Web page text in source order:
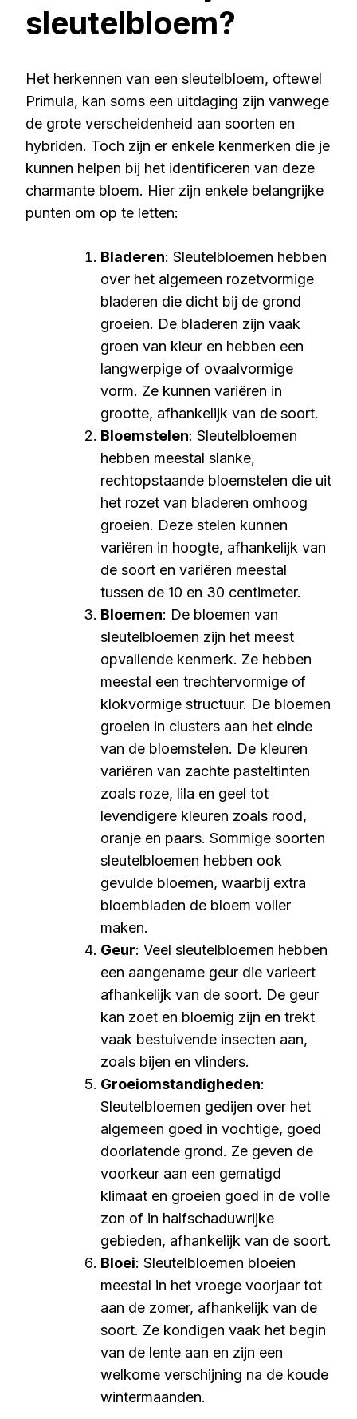
sleutelbloem?
Het herkennen van een sleutelbloem, oftewel
Primula, kan soms een uitdaging zijn vanwege
de grote verscheidenheid aan soorten en
hybriden. Toch zijn er enkele kenmerken die je
kunnen helpen bij het identificeren van deze
charmante bloem. Hier zijn enkele belangrijke
punten om op te letten:
Bladeren: Sleutelbloemen hebben
over het algemeen rozetvormige
bladeren die dicht bij de grond
groeien. De bladeren zijn vaak
groen van kleur en hebben een
langwerpige of ovaalvormige
vorm. Ze kunnen variëren in
grootte, afhankelijk van de soort.
Bloemstelen: Sleutelbloemen
hebben meestal slanke,
rechtopstaande bloemstelen die uit
het rozet van bladeren omhoog
groeien. Deze stelen kunnen
variëren in hoogte, afhankelijk van
de soort en variëren meestal
tussen de 10 en 30 centimeter.
Bloemen: De bloemen van
sleutelbloemen zijn het meest
opvallende kenmerk. Ze hebben
meestal een trechtervormige of
klokvormige structuur. De bloemen
groeien in clusters aan het einde
van de bloemstelen. De kleuren
variëren van zachte pasteltinten
zoals roze, lila en geel tot
levendigere kleuren zoals rood,
oranje en paars. Sommige soorten
sleutelbloemen hebben ook
gevulde bloemen, waarbij extra
bloembladen de bloem voller
maken.
Geur: Veel sleutelbloemen hebben
een aangename geur die varieert
afhankelijk van de soort. De geur
kan zoet en bloemig zijn en trekt
vaak bestuivende insecten aan,
zoals bijen en vlinders.
Groeiomstandigheden:
Sleutelbloemen gedijen over het
algemeen goed in vochtige, goed
doorlatende grond. Ze geven de
voorkeur aan een gematigd
klimaat en groeien goed in de volle
zon of in halfschaduwrijke
gebieden, afhankelijk van de soort.
Bloei: Sleutelbloemen bloeien
meestal in het vroege voorjaar tot
aan de zomer, afhankelijk van de
soort. Ze kondigen vaak het begin
van de lente aan en zijn een
welkome verschijning na de koude
wintermaanden.